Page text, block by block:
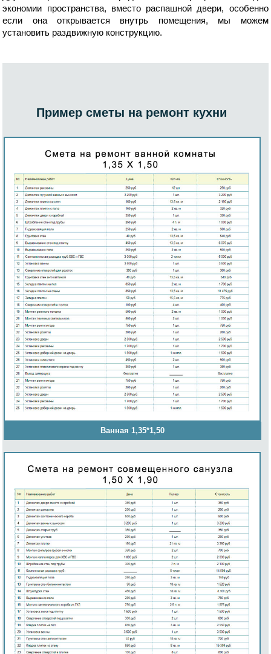
экономии пространства, вместо распашной двери, особенно
если она открывается внутрь помещения, мы можем
установить раздвижную конструкцию.
Пример сметы на ремонт кухни
Ванная 1,35*1,50